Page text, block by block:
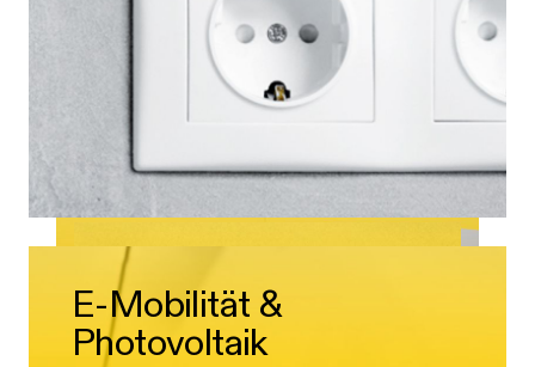
E-Mobilität &
Photovoltaik